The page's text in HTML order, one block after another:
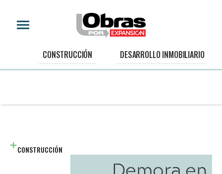
CONSTRUCCIÓN DESARROLLO INMOBILIARIO
CONSTRUCCIÓN